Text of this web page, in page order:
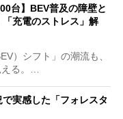
台】BEV普及の障壁と
充電のストレス」解
）シフト」の潮流も、
る。…
実感した「フォレスタ